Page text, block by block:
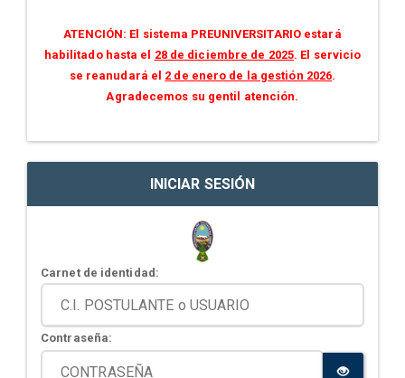
ATENCIÓN: El sistema PREUNIVERSITARIO estará
habilitado hasta el 28 de diciembre de 2025. El servicio
se reanudará el 2 de enero de la gestión 2026.
Agradecemos su gentil atención.
INICIAR SESIÓN
Carnet de identidad:
Contraseña: